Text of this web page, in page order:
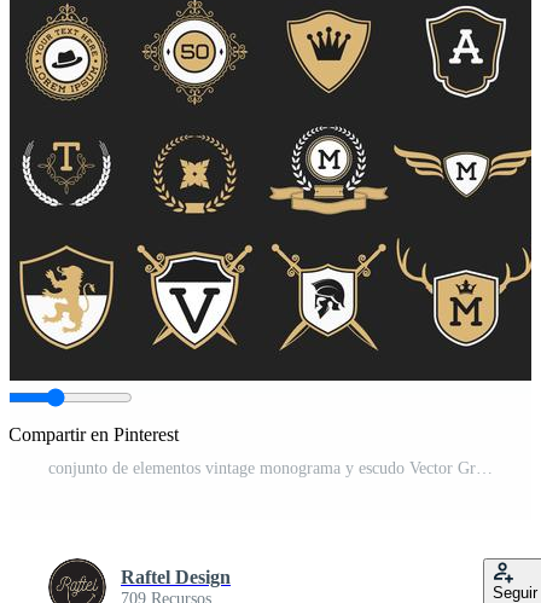
Compartir en Pinterest
conjunto de elementos vintage monograma y escudo Vector Gratis
Raftel Design
709 Recursos Seguir